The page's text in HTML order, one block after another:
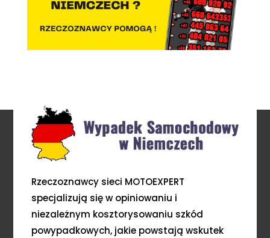
Rzeczoznawcy sieci MOTOEXPERT
specjalizują się w opiniowaniu i
niezależnym kosztorysowaniu szkód
powypadkowych, jakie powstają wskutek